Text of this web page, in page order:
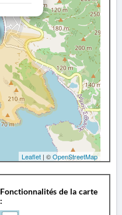
Leaflet | ©OpenStreetMap
Fonctionnalités de la carte
: